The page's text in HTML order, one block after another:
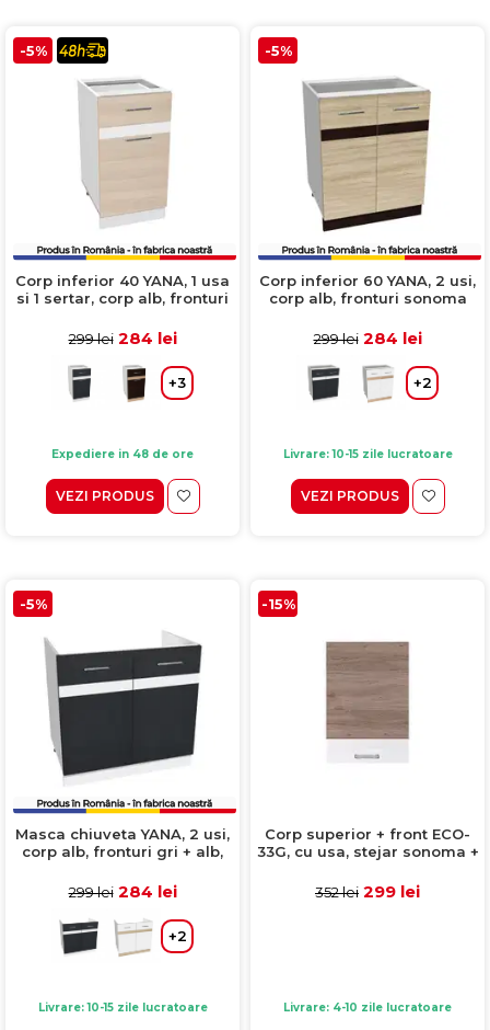
-5%
Corp inferior 40 YANA, 1 usa
si 1 sertar, corp alb, fronturi
299 lei 284 lei
+3
Expediere in 48 de ore
VEZI PRODUS
-5%
Corp inferior 60 YANA, 2 usi,
corp alb, fronturi sonoma
60x50x77 cm
299 lei 284 lei
+2
Livrare: 10-15 zile lucratoare
VEZI PRODUS
-5%
Masca chiuveta YANA, 2 usi,
corp alb, fronturi gri + alb,
299 lei 284 lei
+2
Livrare: 10-15 zile lucratoare
-15%
Corp superior + front ECO-
33G, cu usa, stejar sonoma +
50x32x72 cm
352 lei 299 lei
Livrare: 4-10 zile lucratoare